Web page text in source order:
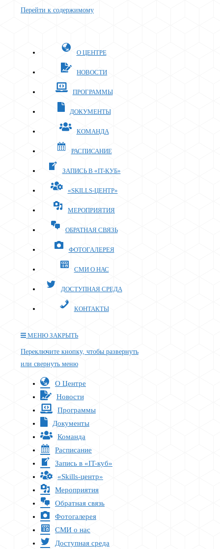
Перейти к содержимому
О ЦЕНТРЕ
НОВОСТИ
ПРОГРАММЫ
ДОКУМЕНТЫ
КОМАНДА
РАСПИСАНИЕ
ЗАПИСЬ В «IT-КУБ»
«SKILLS-ЦЕНТР»
МЕРОПРИЯТИЯ
ОБРАТНАЯ СВЯЗЬ
ФОТОГАЛЕРЕЯ
СМИ О НАС
ДОСТУПНАЯ СРЕДА
КОНТАКТЫ
МЕНЮ ЗАКРЫТЬ
Переключите кнопку, чтобы развернуть
или свернуть меню
О Центре
Новости
Программы
Документы
Команда
Расписание
Запись в «IT-куб»
«Skills-центр»
Мероприятия
Обратная связь
Фотогалерея
СМИ о нас
Доступная среда